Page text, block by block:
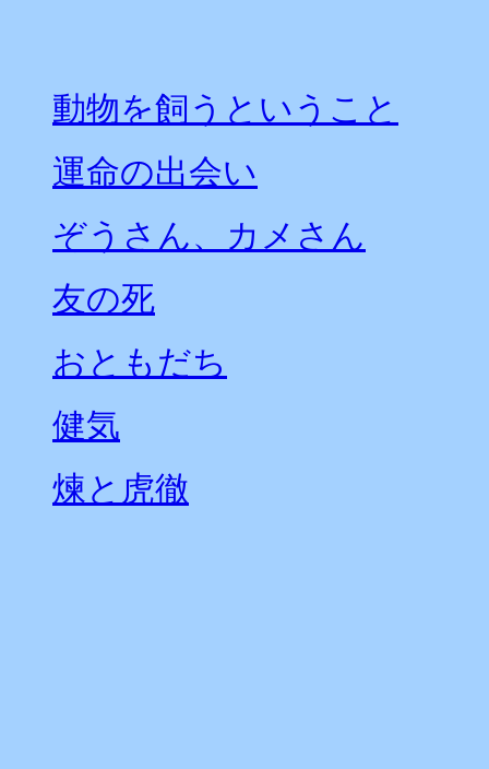
動物を飼うということ
運命の出会い
ぞうさん、カメさん
友の死
おともだち
健気
煉と虎徹